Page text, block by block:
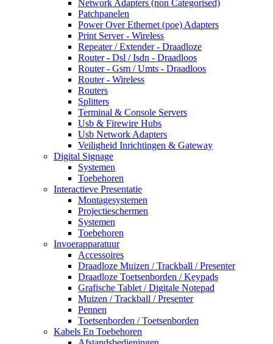
Network Adapters (non Categorised)
Patchpanelen
Power Over Ethernet (poe) Adapters
Print Server - Wireless
Repeater / Extender - Draadloze
Router - Dsl / Isdn - Draadloos
Router - Gsm / Umts - Draadloos
Router - Wireless
Routers
Splitters
Terminal & Console Servers
Usb & Firewire Hubs
Usb Network Adapters
Veiligheid Inrichtingen & Gateway
Digital Signage
Systemen
Toebehoren
Interactieve Presentatie
Montagesystemen
Projectieschermen
Systemen
Toebehoren
Invoerapparatuur
Accessoires
Draadloze Muizen / Trackball / Presenter
Draadloze Toetsenborden / Keypads
Grafische Tablet / Digitale Notepad
Muizen / Trackball / Presenter
Pennen
Toetsenborden / Toetsenborden
Kabels En Toebehoren